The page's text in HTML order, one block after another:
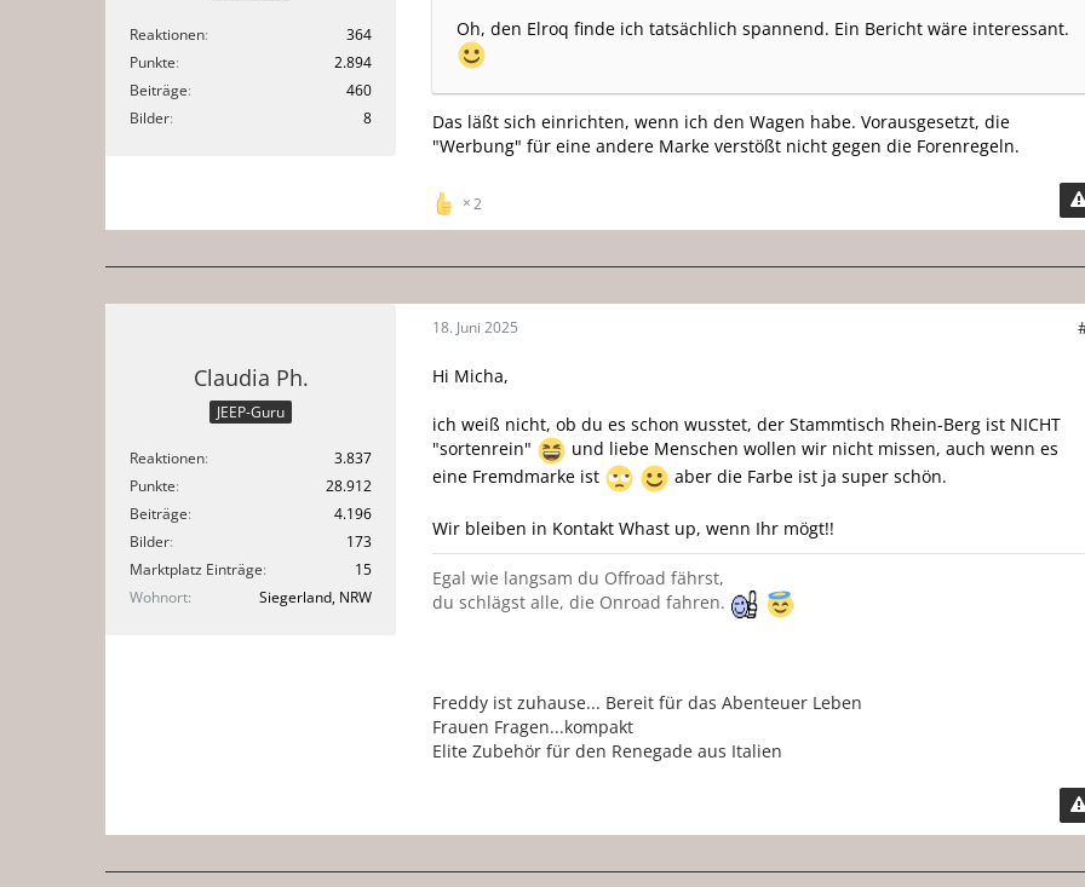
Reaktionen
364
Punkte
2.894
Beiträge
460
Bilder
8
Oh, den Elroq finde ich tatsächlich spannend. Ein Bericht wäre interessant.
Das läßt sich einrichten, wenn ich den Wagen habe. Vorausgesetzt, die
"Werbung" für eine andere Marke verstößt nicht gegen die Forenregeln.
2
Claudia Ph.
JEEP-Guru
Reaktionen
3.837
Punkte
28.912
Beiträge
4.196
Bilder
173
Marktplatz Einträge
15
Wohnort
Siegerland, NRW
18. Juni 2025
Hi Micha,
ich weiß nicht, ob du es schon wusstet, der Stammtisch Rhein-Berg ist NICHT
"sortenrein"
und liebe Menschen wollen wir nicht missen, auch wenn es
eine Fremdmarke ist
aber die Farbe ist ja super schön.
Wir bleiben in Kontakt Whast up, wenn Ihr mögt!!
Egal wie langsam du Offroad fährst,
du schlägst alle, die Onroad fahren.
Freddy ist zuhause... Bereit für das Abenteuer Leben
Frauen Fragen...kompakt
Elite Zubehör für den Renegade aus Italien